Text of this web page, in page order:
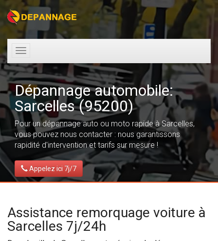
Toggle
navigation
Dépannage automobile:
Sarcelles (95200)
Pour un dépannage auto ou moto rapide à Sarcelles,
vous pouvez nous contacter : nous garantissons
rapidité d'intervention et tarifs sur mesure !
Appelez ici 7j/7
Assistance remorquage voiture à
Sarcelles 7j/24h